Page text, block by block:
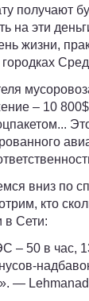
получают
на эти
жизни,
– 10 800$
вниз по
кто
в Сети:
– 50 в час,
—